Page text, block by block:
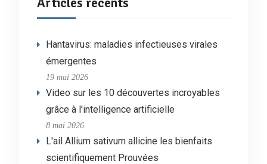
Hantavirus: maladies infectieuses virales
émergentes
19 mai 2026
Video sur les 10 découvertes incroyables
grâce à l'intelligence artificielle
8 mai 2026
L'ail Allium sativum allicine les bienfaits
scientifiquement Prouvées